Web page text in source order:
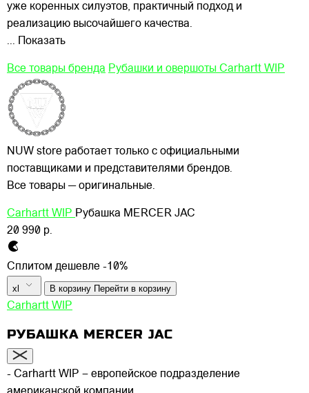
уже коренных силуэтов, практичный подход и
реализацию высочайшего качества.
... Показать
Все товары бренда Рубашки и овершоты Carhartt WIP
NUW store работает только с официальными
поставщиками и представителями брендов.
Все товары — оригинальные.
Carhartt WIP Рубашка MERCER JAC
20 990 р.
Сплитом дешевле -10%
xl В корзину Перейти в корзину
Carhartt WIP
РУБАШКА MERCER JAC
- Carhartt WIP – европейское подразделение